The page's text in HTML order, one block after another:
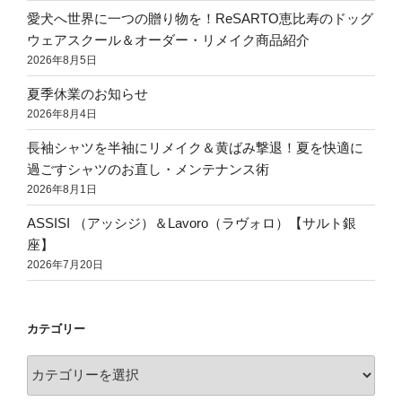
愛犬へ世界に一つの贈り物を！ReSARTO恵比寿のドッグ
ウェアスクール＆オーダー・リメイク商品紹介
2026年8月5日
夏季休業のお知らせ
2026年8月4日
長袖シャツを半袖にリメイク＆黄ばみ撃退！夏を快適に
過ごすシャツのお直し・メンテナンス術
2026年8月1日
ASSISI （アッシジ）＆Lavoro（ラヴォロ）【サルト銀
座】
2026年7月20日
カテゴリー